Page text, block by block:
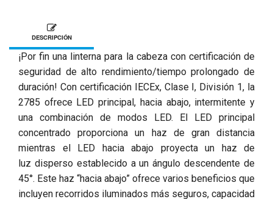
DESCRIPCIÓN
¡Por fin una linterna para la cabeza con certificación de
seguridad de alto rendimiento/tiempo prolongado de
duración! Con certificación IECEx, Clase I, División 1, la
2785 ofrece LED principal, hacia abajo, intermitente y
una combinación de modos LED. El LED principal
concentrado proporciona un haz de gran distancia
mientras el LED hacia abajo proyecta un haz de
luz disperso establecido a un ángulo descendente de
45°. Este haz “hacia abajo” ofrece varios beneficios que
incluyen recorridos iluminados más seguros, capacidad